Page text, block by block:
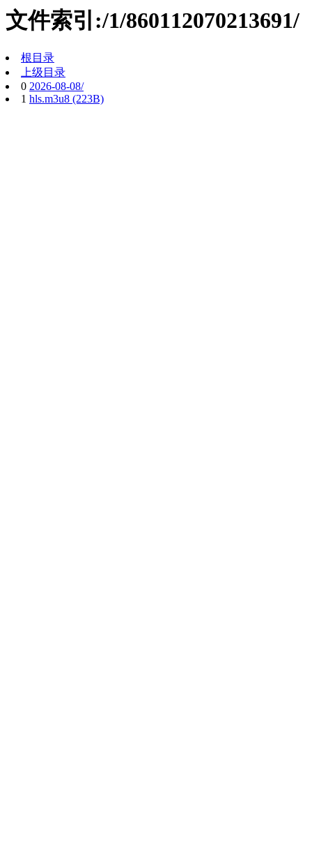
文件索引:/1/860112070213691/
根目录
上级目录
0 2026-08-08/
1 hls.m3u8 (223B)